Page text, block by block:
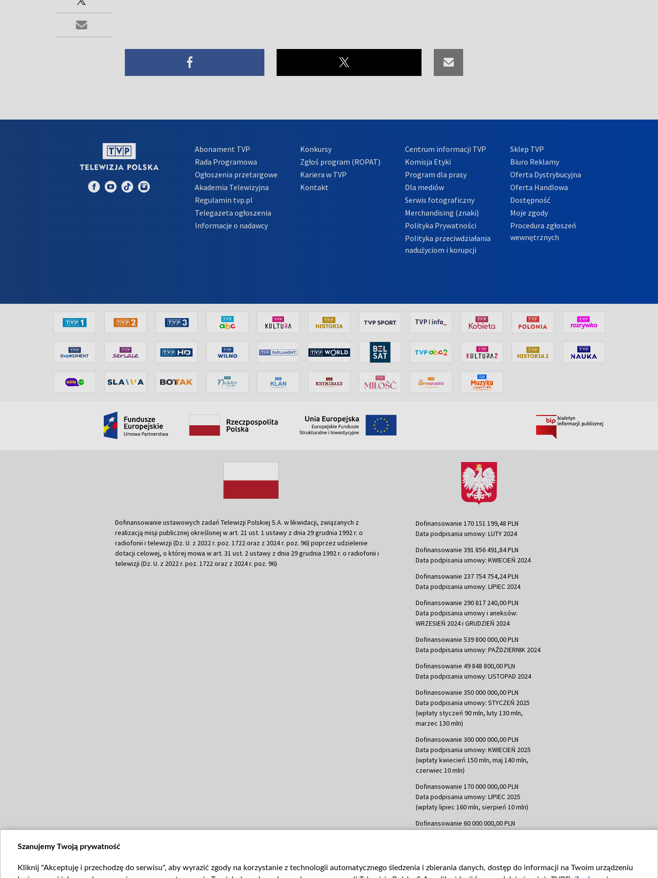
Abonament TVP
Rada Programowa
Ogłoszenia przetargowe
Akademia Telewizyjna
Regulamin tvp.pl
Telegazeta ogłoszenia
Informacje o nadawcy
Konkursy
Zgłoś program (ROPAT)
Kariera w TVP
Kontakt
Centrum informacji TVP
Komisja Etyki
Program dla prasy
Dla mediów
Serwis fotograficzny
Merchandising (znaki)
Polityka Prywatności
Polityka przeciwdziałania
nadużyciom i korupcji
Sklep TVP
Biuro Reklamy
Oferta Dystrybucyjna
Oferta Handlowa
Dostępność
Moje zgody
Procedura zgłoszeń
wewnętrznych
Dofinansowanie ustawowych zadań Telewizji Polskiej S.A. w likwidacji, związanych z
realizacją misji publicznej określonej w art. 21 ust. 1 ustawy z dnia 29 grudnia 1992 r. o
radiofonii i telewizji (Dz. U. z 2022 r. poz. 1722 oraz z 2024 r. poz. 96) poprzez udzielenie
dotacji celowej, o której mowa w art. 31 ust. 2 ustawy z dnia 29 grudnia 1992 r. o radiofonii i
telewizji (Dz. U. z 2022 r. poz. 1722 oraz z 2024 r. poz. 96)
Dofinansowanie 170 151 199,48 PLN
Data podpisania umowy: LUTY 2024
Dofinansowanie 391 856 491,84 PLN
Data podpisania umowy: KWIECIEŃ 2024
Dofinansowanie 237 754 754,24 PLN
Data podpisania umowy: LIPIEC 2024
Dofinansowanie 290 817 240,00 PLN
Data podpisania umowy i aneksów:
WRZESIEŃ 2024 i GRUDZIEŃ 2024
Dofinansowanie 539 800 000,00 PLN
Data podpisania umowy: PAŹDZIERNIK 2024
Dofinansowanie 49 848 800,00 PLN
Data podpisania umowy: LISTOPAD 2024
Dofinansowanie 350 000 000,00 PLN
Data podpisania umowy: STYCZEŃ 2025
(wpłaty styczeń 90 mln, luty 130 mln,
marzec 130 mln)
Dofinansowanie 300 000 000,00 PLN
Data podpisania umowy: KWIECIEŃ 2025
(wpłaty kwiecień 150 mln, maj 140 mln,
czerwiec 10 mln)
Dofinansowanie 170 000 000,00 PLN
Data podpisania umowy: LIPIEC 2025
(wpłaty lipiec 160 mln, sierpień 10 mln)
Dofinansowanie 60 000 000,00 PLN
Data podpisania umowy: WRZESIEŃ 2025
Szanujemy Twoją prywatność
Kliknij "Akceptuję i przechodzę do serwisu", aby wyrazić zgody na korzystanie z technologii automatycznego śledzenia i zbierania danych, dostęp do informacji na Twoim urządzeniu